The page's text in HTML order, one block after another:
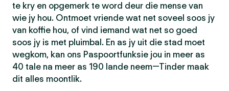
te kry en opgemerk te word deur die mense van
wie jy hou. Ontmoet vriende wat net soveel soos jy
van koffie hou, of vind iemand wat net so goed
soos jy is met pluimbal. En as jy uit die stad moet
wegkom, kan ons Paspoortfunksie jou in meer as
40 tale na meer as 190 lande neem—Tinder maak
dit alles moontlik.